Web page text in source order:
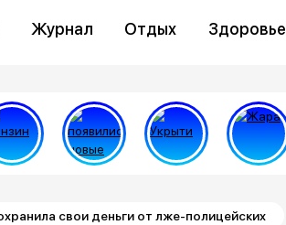
Журнал Отдых Здоровье
свои деньги от лже-полицейских